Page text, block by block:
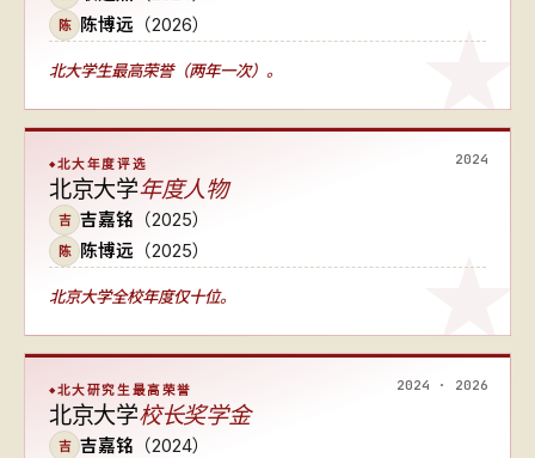
陈 陈博远 （2026）
北大学生最高荣誉（两年一次） 。
2024
北大年度评选
北京大学年度人物
吉 吉嘉铭 （2025）
陈 陈博远 （2025）
北京大学全校年度仅十位。
2024 · 2026
北大研究生最高荣誉
北京大学校长奖学金
吉 吉嘉铭 （2024）